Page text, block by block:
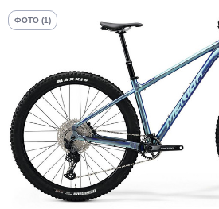
ФОТО (1)
Добавляйте товары
в корзину
Оплачивайте сегодня